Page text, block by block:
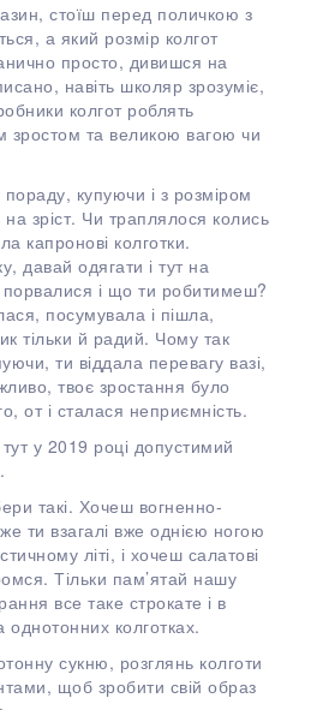
стоїш перед поличкою з
а який розмір колгот
просто, дивишся на
навіть школяр зрозуміє,
колгот роблять
зростом та великою вагою чи
купуючи і з розміром
зріст. Чи траплялося колись
капронові колготки.
давай одягати і тут на
порвалися і що ти робитимеш?
посумувала і пішла,
тільки й радий. Чому так
ти віддала перевагу вазі,
твоє зростання було
от і сталася неприємність.
у 2019 році допустимий
такі. Хочеш вогненно-
ти взагалі вже однією ногою
літі, і хочеш салатові
Тільки пам’ятай нашу
все таке строкате і в
колготках.
сукню, розглянь колготи
щоб зробити свій образ